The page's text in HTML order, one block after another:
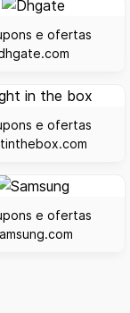
e ofertas
e ofertas
e ofertas